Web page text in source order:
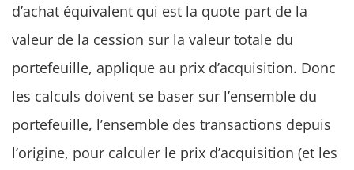
d’achat équivalent qui est la quote part de la
valeur de la cession sur la valeur totale du
portefeuille, applique au prix d’acquisition. Donc
les calculs doivent se baser sur l’ensemble du
portefeuille, l’ensemble des transactions depuis
l’origine, pour calculer le prix d’acquisition (et les